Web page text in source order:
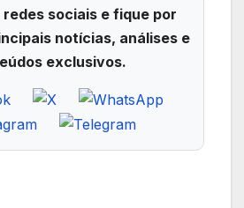
redes sociais e fique por
notícias, análises e
exclusivos.